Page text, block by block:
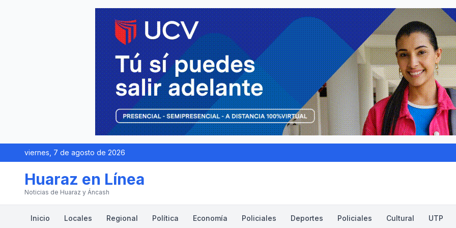
viernes, 7 de agosto de 2026
Huaraz en Línea
Noticias de Huaraz y Áncash
Inicio Locales Regional Política Economía Policiales Deportes Policiales Cultural UTP